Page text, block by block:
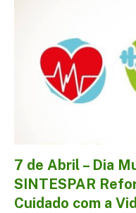
7 de Abril – Dia
SINTESPAR
Cuidado com a